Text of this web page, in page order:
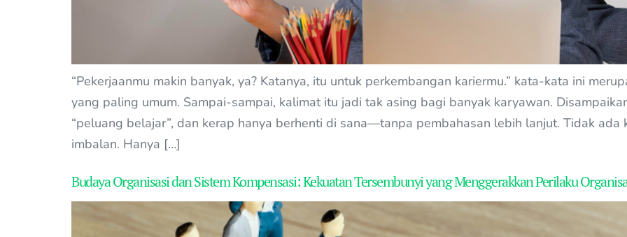
“Pekerjaanmu makin banyak, ya? Katanya, itu untuk perkembangan kariermu.” kata-kata ini
yang paling umum. Sampai-sampai, kalimat itu jadi tak asing bagi banyak karyawan.
“peluang belajar”, dan kerap hanya berhenti di sana—tanpa pembahasan lebih lanjut. Tidak ada
imbalan. Hanya […]
Budaya Organisasi dan Sistem Kompensasi: Kekuatan Tersembunyi yang Menggerakkan Perilaku